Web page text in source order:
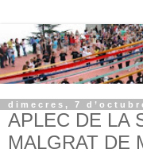
dimecres, 7
APLEC DE LA
MALGRAT DE